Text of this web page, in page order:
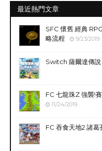
最近熱門文章
SFC 懷舊 經典
略流程
9/23/2019
Switch 薩爾達傳說
FC 七龍珠Z 強襲!
11/24/2019
FC 吞食天地2 諸葛